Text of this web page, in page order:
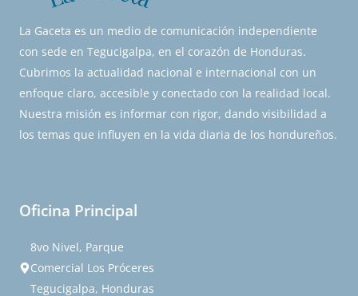
La Gaceta es un medio de comunicación independiente
con sede en Tegucigalpa, en el corazón de Honduras.
Cubrimos la actualidad nacional e internacional con un
enfoque claro, accesible y conectado con la realidad local.
Nuestra misión es informar con rigor, dando visibilidad a
los temas que influyen en la vida diaria de los hondureños.
Oficina Principal
8vo Nivel, Parque
Comercial Los Próceres
Tegucigalpa, Honduras